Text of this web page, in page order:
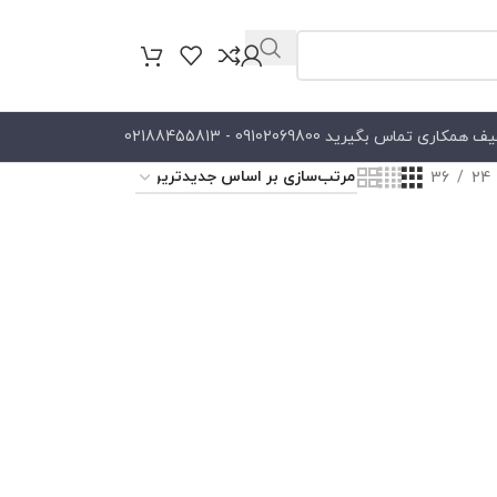
تماس بگیرید 09102069800 - 02188455813
24
36